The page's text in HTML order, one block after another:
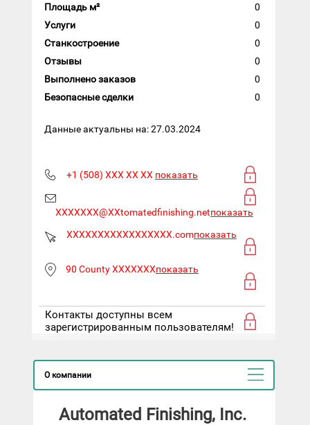
Площадь м²
0
Услуги
0
Станкостроение
0
Отзывы
0
Выполнено заказов
0
Безопасные сделки
0
Данные актуальны на: 27.03.2024
+1 (508) XXX XX XX показать
XXXXXXX@XXtomatedfinishing.netпоказать
XXXXXXXXXXXXXXXXX.comпоказать
90 County XXXXXXXпоказать
Контакты доступны всем
зарегистрированным пользователям!
О компании
Automated Finishing, Inc.